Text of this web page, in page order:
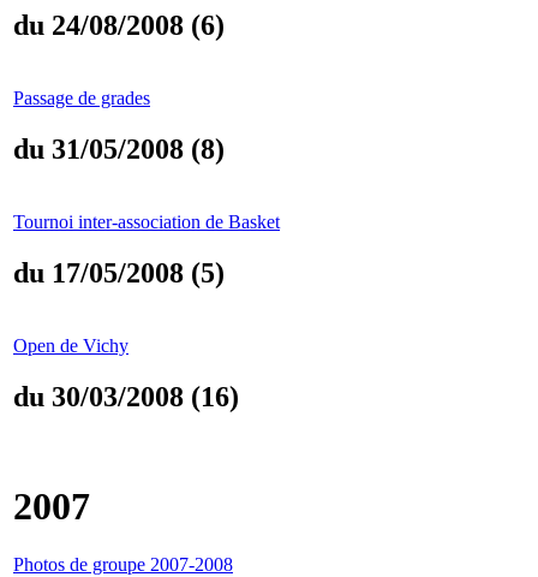
du 24/08/2008 (6)
Passage de grades
du 31/05/2008 (8)
Tournoi inter-association de Basket
du 17/05/2008 (5)
Open de Vichy
du 30/03/2008 (16)
2007
Photos de groupe 2007-2008